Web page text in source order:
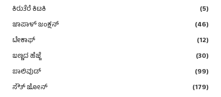
ಕಿರುತೆರೆ ಕಿಟಕಿ
(5)
ಜಾಪಾಳ್ ಜಂಕ್ಷನ್
(46)
ಟೇಕಾಫ್
(12)
ಬಣ್ಣದ ಹೆಜ್ಜೆ
(30)
ಬಾಲಿವುಡ್
(99)
ಸೌತ್ ಜೋನ್
(179)